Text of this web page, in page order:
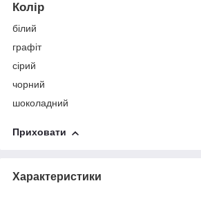
Колір
білий
графіт
сірий
чорний
шоколадний
Приховати
Характеристики